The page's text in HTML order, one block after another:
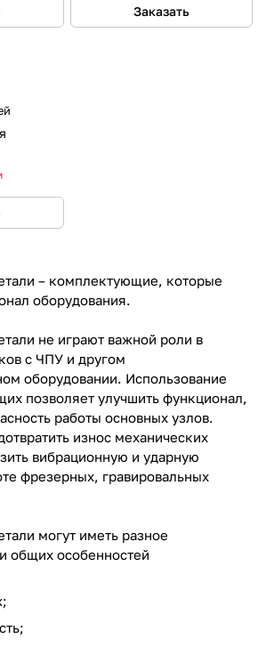
Заказать
– комплектующие, которые
оборудования.
не играют важной роли в
с ЧПУ и другом
оборудовании. Использование
позволяет улучшить функционал,
работы основных узлов.
износ механических
вибрационную и ударную
фрезерных, гравировальных
могут иметь разное
общих особенностей